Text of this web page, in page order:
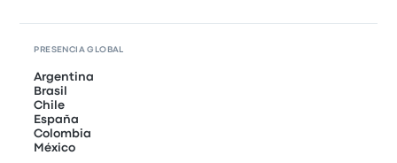
PRESENCIA GLOBAL
Argentina
Brasil
Chile
España
Colombia
México